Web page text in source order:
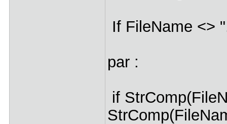
If FileName <>
par :
if